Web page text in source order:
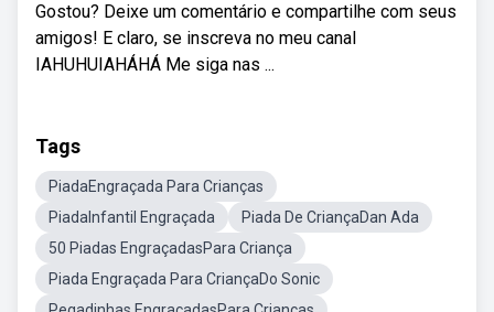
Gostou? Deixe um comentário e compartilhe com seus
amigos! E claro, se inscreva no meu canal
IAHUHUIAHÁHÁ Me siga nas ...
Tags
PiadaEngraçada Para Crianças
PiadaInfantil Engraçada
Piada De CriançaDan Ada
50 Piadas EngraçadasPara Criança
Piada Engraçada Para CriançaDo Sonic